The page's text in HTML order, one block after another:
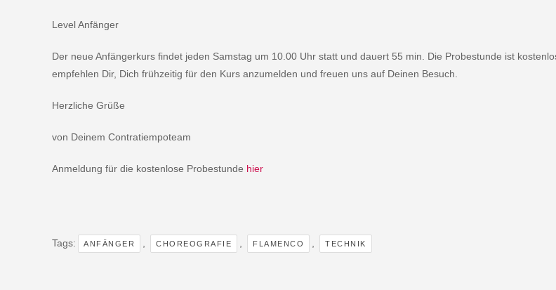
Level Anfänger
Der neue Anfängerkurs findet jeden Samstag um 10.00 Uhr statt und dauert 55 min. Die Probestunde ist
empfehlen Dir, Dich frühzeitig für den Kurs anzumelden und freuen uns auf Deinen Besuch.
Herzliche Grüße
von Deinem Contratiempoteam
Anmeldung für die kostenlose Probestunde hier
Tags: ANFÄNGER CHOREOGRAFIE FLAMENCO TECHNIK